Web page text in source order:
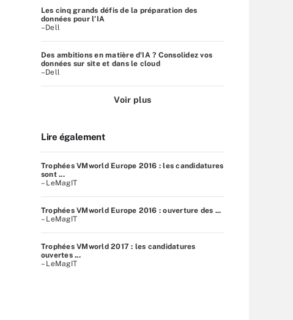
Les cinq grands défis de la préparation des
données pour l’IA
–Dell
Des ambitions en matière d'IA ? Consolidez vos
données sur site et dans le cloud
–Dell
Voir plus
Lire également
Trophées VMworld Europe 2016 : les candidatures
sont ...
– LeMagIT
Trophées VMworld Europe 2016 : ouverture des ...
– LeMagIT
Trophées VMworld 2017 : les candidatures
ouvertes ...
– LeMagIT